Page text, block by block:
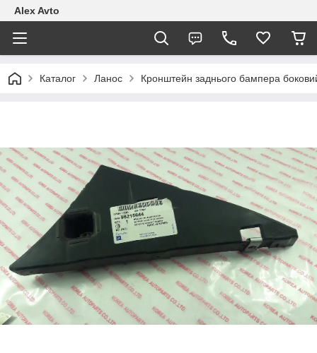
Alex Avto
Каталог Ланос Кронштейн заднього бампера